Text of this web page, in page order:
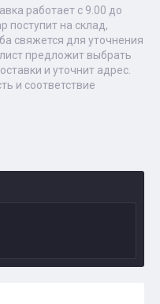
работает с 9.00 до
поступит на склад,
свяжется для уточнения
предложит выбрать
и уточнит адрес.
и соответствие